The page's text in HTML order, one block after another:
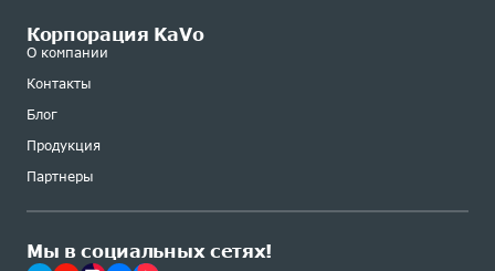
Корпорация KaVo
О компании
Контакты
Блог
Продукция
Партнеры
Мы в социальных сетях!